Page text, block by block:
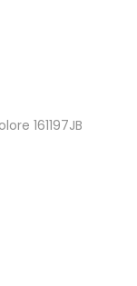
161197JB